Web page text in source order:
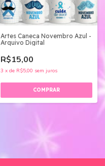
Artes Caneca Novembro Azul -
Arquivo Digital
R$15,00
3 x de R$5,00 sem juros